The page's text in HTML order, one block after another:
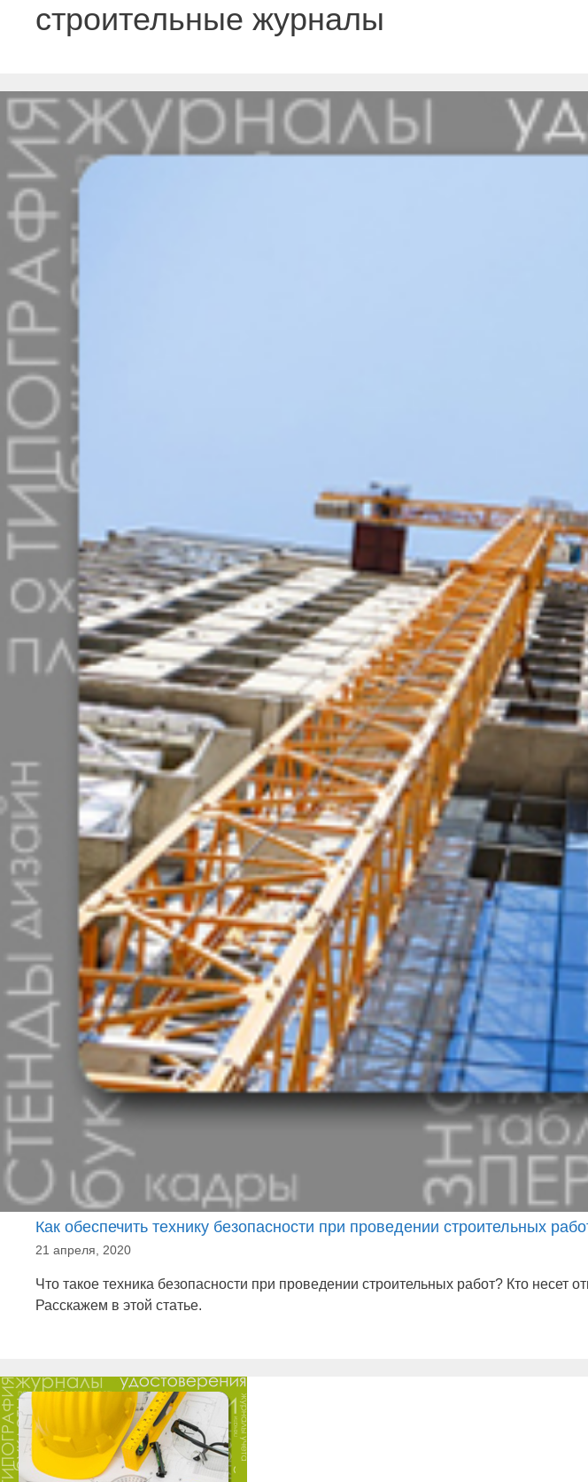
строительные журналы
Как обеспечить технику безопасности при проведении строительных
21 апреля, 2020
Что такое техника безопасности при проведении строительных работ? Кто несет
Расскажем в этой статье.